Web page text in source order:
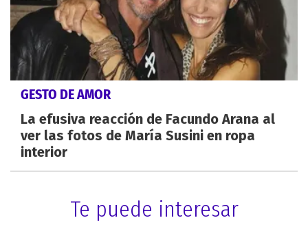
GESTO DE AMOR
La efusiva reacción de Facundo Arana al
ver las fotos de María Susini en ropa
interior
Te puede interesar